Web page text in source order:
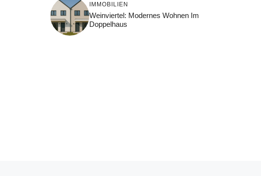
IMMOBILIEN
Weinviertel: Modernes Wohnen Im
Doppelhaus